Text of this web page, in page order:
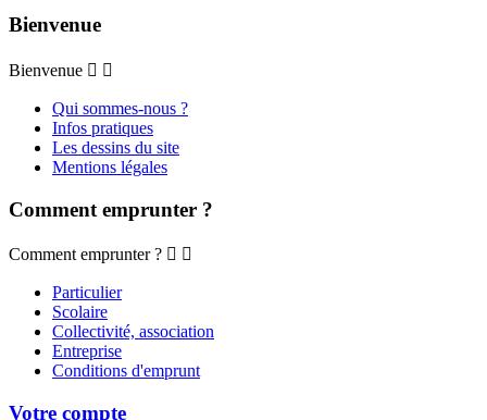
Bienvenue
Bienvenue  
Qui sommes-nous ?
Infos pratiques
Les dessins du site
Mentions légales
Comment emprunter ?
Comment emprunter ?  
Particulier
Scolaire
Collectivité, association
Entreprise
Conditions d'emprunt
Votre compte